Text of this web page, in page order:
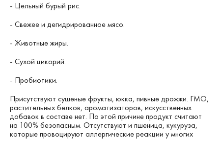
- Цельный бурый рис.
- Свежее и дегидрированное мясо.
- Животные жиры.
- Сухой цикорий.
- Пробиотики.
Присутствуют сушеные фрукты, юкка, пивные дрожжи. ГМО,
растительных белков, ароматизаторов, искусственных
добавок в составе нет. По этой причине продукт считают
на 100% безопасным. Отсутствуют и пшеница, кукуруза,
которые провоцируют аллергические реакции у многих